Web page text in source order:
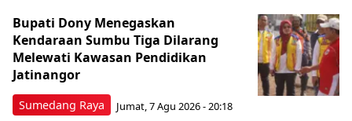
Sumedang Raya
Bupati Dony Menegaskan
Kendaraan Sumbu Tiga Dilarang
Melewati Kawasan Pendidikan
Jatinangor
Jumat, 7 Agu 2026 - 20:18